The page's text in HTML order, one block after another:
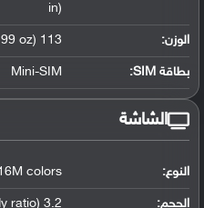
in)
الوزن: 113 g (3.99 oz)
بطاقة SIM: Mini-SIM
الشاشة
النوع: colors
الحجم: 3.2 inches (~46.7% screen-to-body ratio)